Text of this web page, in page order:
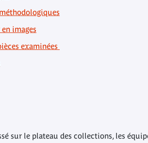
images
examinées
sur le plateau des collections, les